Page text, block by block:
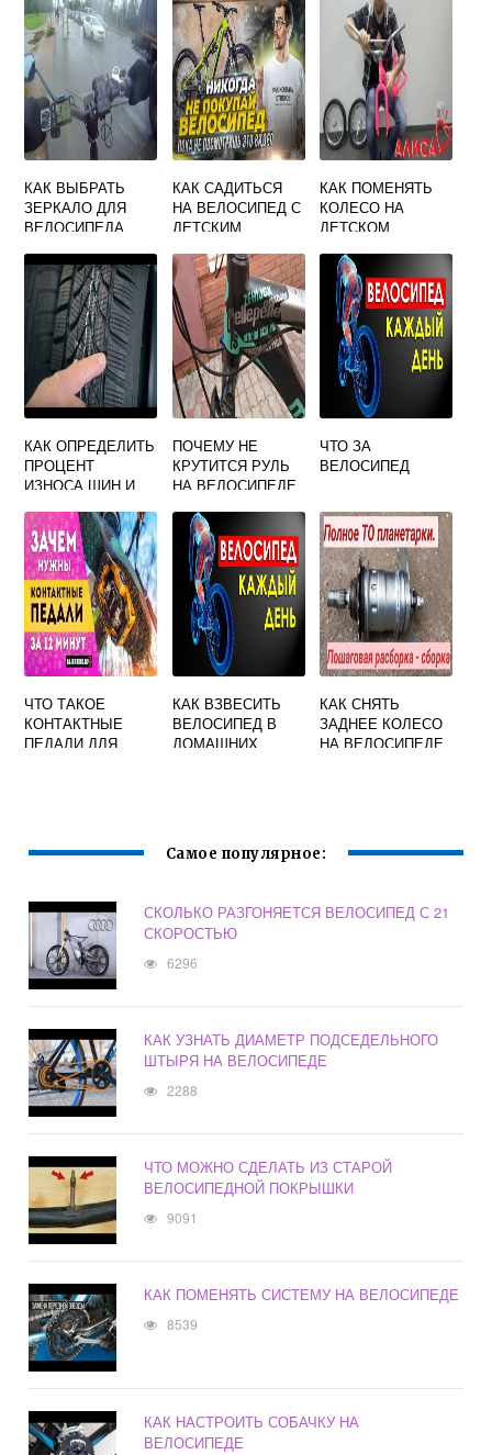
КАК ВЫБРАТЬ
ЗЕРКАЛО ДЛЯ
ВЕЛОСИПЕДА
КАК САДИТЬСЯ
НА ВЕЛОСИПЕД С
ДЕТСКИМ
КАК ПОМЕНЯТЬ
КОЛЕСО НА
ДЕТСКОМ
ВИДЕО
КАК ОПРЕДЕЛИТЬ
ПРОЦЕНТ
ИЗНОСА ШИН И
ПОЧЕМУ НЕ
КРУТИТСЯ РУЛЬ
НА ВЕЛОСИПЕДЕ
ЧТО ЗА
ВЕЛОСИПЕД
ЧТО ТАКОЕ
КОНТАКТНЫЕ
ПЕДАЛИ ДЛЯ
КАК ВЗВЕСИТЬ
ВЕЛОСИПЕД В
ДОМАШНИХ
КАК СНЯТЬ
ЗАДНЕЕ КОЛЕСО
НА ВЕЛОСИПЕДЕ
Самое популярное:
СКОЛЬКО РАЗГОНЯЕТСЯ ВЕЛОСИПЕД С 21
СКОРОСТЬЮ
6296
КАК УЗНАТЬ ДИАМЕТР ПОДСЕДЕЛЬНОГО
ШТЫРЯ НА ВЕЛОСИПЕДЕ
2288
ЧТО МОЖНО СДЕЛАТЬ ИЗ СТАРОЙ
ВЕЛОСИПЕДНОЙ ПОКРЫШКИ
9091
КАК ПОМЕНЯТЬ СИСТЕМУ НА ВЕЛОСИПЕДЕ
8539
КАК НАСТРОИТЬ СОБАЧКУ НА
ВЕЛОСИПЕДЕ